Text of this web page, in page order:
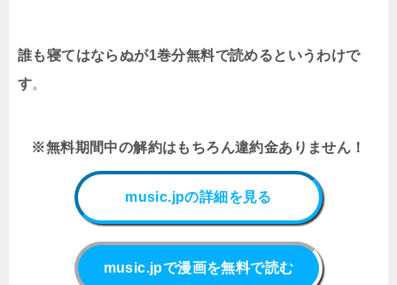
誰も寝てはならぬが1巻分無料で読めるというわけで
す。
※無料期間中の解約はもちろん違約金ありません！
music.jpの詳細を見る
music.jpで漫画を無料で読む